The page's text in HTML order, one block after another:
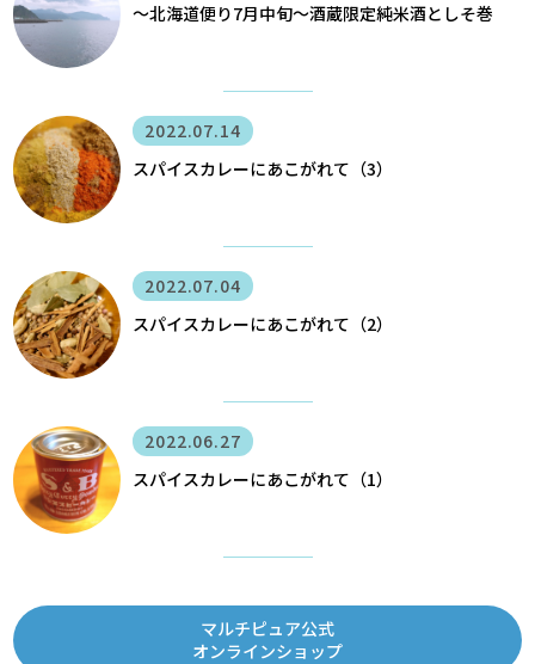
〜北海道便り7月中旬～酒蔵限定純米酒としそ巻
2022.07.14
スパイスカレーにあこがれて（3）
2022.07.04
スパイスカレーにあこがれて（2）
2022.06.27
スパイスカレーにあこがれて（1）
マルチピュア公式
オンラインショップ